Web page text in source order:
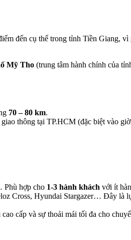
đến cụ thể trong tỉnh Tiền Giang,
Mỹ Tho (trung tâm hành chính của
70 – 80 km.
thông tại TP.HCM (đặc biệt vào
Phù hợp cho 1-3 hành khách với ít
Cross, Hyundai Stargazer… Đây là
cấp và sự thoải mái tối đa cho